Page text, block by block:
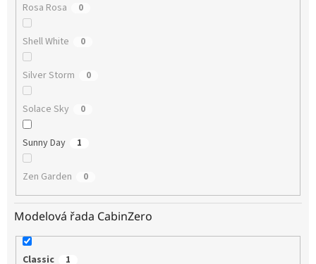
Rosa Rosa 0
Shell White 0
Silver Storm 0
Solace Sky 0
Sunny Day 1
Zen Garden 0
Modelová řada CabinZero
Classic 1